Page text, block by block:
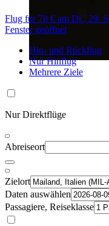
Flug für 78 € am Di., 29.
Fenster geöffnet
Hin- und Rückflug
Nur Hinflug
Mehrere Ziele
Nur Direktflüge
Abreiseort
Zielort
Daten auswählen
Passagiere, Reiseklasse